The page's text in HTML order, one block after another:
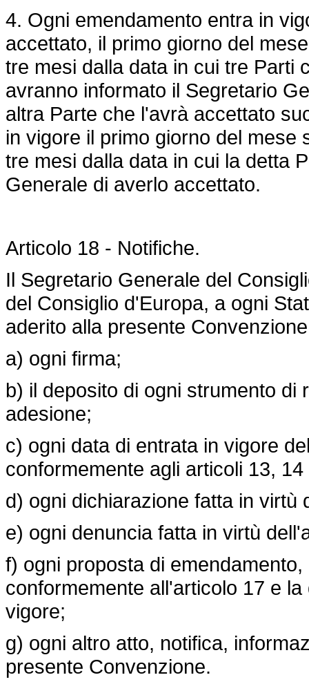
4. Ogni emendamento entra in
accettato, il primo giorno del
tre mesi dalla data in cui tre Parti
avranno informato il Segretario
altra Parte che l'avrà accettato
in vigore il primo giorno del
tre mesi dalla data in cui la detta
Generale di averlo accettato.
Articolo 18 - Notifiche.
Il Segretario Generale del
del Consiglio d'Europa, a ogni
aderito alla presente
a) ogni firma;
b) il deposito di ogni strumento
adesione;
c) ogni data di entrata in vigore
conformemente agli articoli 13, 14
d) ogni dichiarazione fatta in virtù
e) ogni denuncia fatta in virtù
f) ogni proposta di
conformemente all'articolo 17 e
vigore;
g) ogni altro atto, notifica,
presente Convenzione.